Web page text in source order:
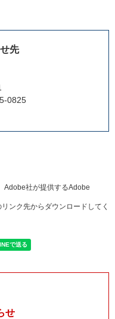
先
0825
Adobe社が提供するAdobe
ンク先からダウンロードしてく
せ